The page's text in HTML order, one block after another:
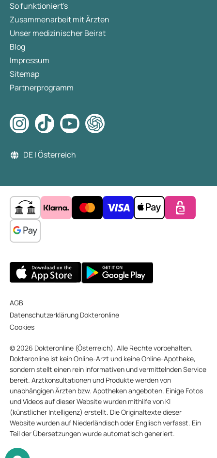
So funktioniert's
Zusammenarbeit mit Ärzten
Unser medizinischer Beirat
Blog
Impressum
Sitemap
Partnerprogramm
DE | Österreich
AGB
Datenschutzerklärung Dokteronline
Cookies
© 2026 Dokteronline (Österreich). Alle Rechte vorbehalten.
Dokteronline ist kein Online-Arzt und keine Online-Apotheke,
sondern stellt einen rein informativen und vermittelnden Service
bereit. Arztkonsultationen und Produkte werden von
unabhängigen Ärzten bzw. Apotheken angeboten. Einige Fotos
und Videos auf dieser Website wurden mithilfe von KI
(künstlicher Intelligenz) erstellt. Die Originaltexte dieser
Website wurden auf Niederländisch oder Englisch verfasst. Ein
Teil der Übersetzungen wurde automatisch generiert.